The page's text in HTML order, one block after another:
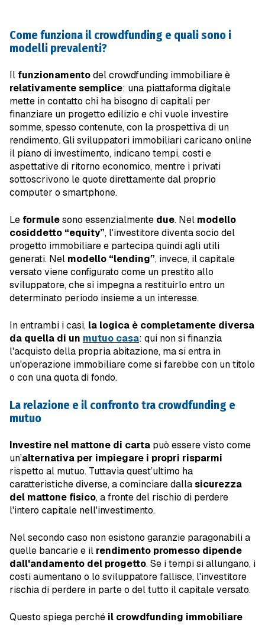
Come funziona il crowdfunding e quali sono i
modelli prevalenti?
Il funzionamentodel crowdfunding immobiliare è
relativamente semplice: una piattaforma digitale
mette in contatto chi ha bisogno di capitali per
finanziare un progetto edilizio e chi vuole investire
somme, spesso contenute, con la prospettiva di un
rendimento. Gli sviluppatori immobiliari caricano online
il piano di investimento, indicano tempi, costi e
aspettative di ritorno economico, mentre i privati
sottoscrivono le quote direttamente dal proprio
computer o smartphone.
Le formulesono essenzialmente due. Nel modello
cosiddetto “equity”, l'investitore diventa socio del
progetto immobiliare e partecipa quindi agli utili
generati. Nel modello “lending”, invece, il capitale
versato viene configurato come un prestito allo
sviluppatore, che si impegna a restituirlo entro un
determinato periodo insieme a un interesse.
In entrambi i casi, la logica è completamente diversa
da quella di un mutuo casa: qui non si finanzia
l'acquisto della propria abitazione, ma si entra in
un'operazione immobiliare come si farebbe con un titolo
o con una quota di fondo.
La relazione e il confronto tra crowdfunding e
mutuo
Investire nel mattone di carta può essere visto come
un’alternativa per impiegare i propri risparmi
rispetto al mutuo. Tuttavia quest’ultimo ha
caratteristiche diverse, a cominciare dallasicurezza
del mattone fisico, a fronte del rischio di perdere
l'intero capitale nell'investimento.
Nel secondo caso non esistono garanzie paragonabili a
quelle bancarie e il rendimento promesso dipende
dall'andamento del progetto. Se i tempi si allungano, i
costi aumentano o lo sviluppatore fallisce, l'investitore
rischia di perdere in parte o del tutto il capitale versato.
Questo spiega perché il crowdfunding immobiliare